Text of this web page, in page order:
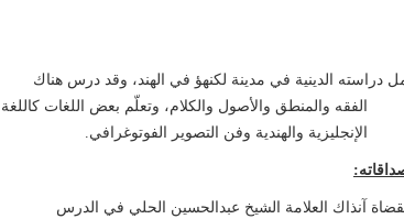
دراسته الدينية في مدينة لكنهؤ في الهند، وقد درس هناك
الفقه والمنطق والأصول والكلام، وتعلّم بعض اللغات كاللغة
الإنجليزية والهندية وفن التصوير الفوتوغرافي.
آنذاك العلامة الشيخ عبدالحسين الحلي في الدرس